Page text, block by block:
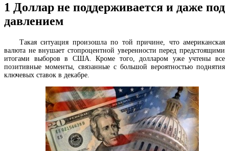
1 Доллар не поддерживается и даже под
давлением
Такая ситуация произошла по той причине, что американская
валюта не внушает стопроцентной уверенности перед предстоящими
итогами выборов в США. Кроме того, долларом уже учтены все
позитивные моменты, связанные с большой вероятностью поднятия
ключевых ставок в декабре.